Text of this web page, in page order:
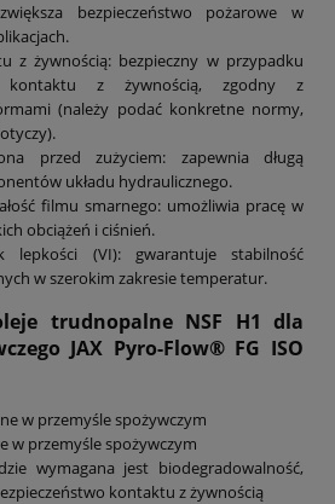
bezpieczeństwo pożarowe w
z żywnością: bezpieczny w przypadku
kontaktu z żywnością, zgodny z
(należy podać konkretne normy,
przed zużyciem: zapewnia długą
układu hydraulicznego.
filmu smarnego: umożliwia pracę w
obciążeń i ciśnień.
lepkości (VI): gwarantuje stabilność
w szerokim zakresie temperatur.
trudnopalne NSF H1 dla
JAX Pyro-Flow® FG ISO
w przemyśle spożywczym
w przemyśle spożywczym
wymagana jest biodegradowalność,
kontaktu z żywnością